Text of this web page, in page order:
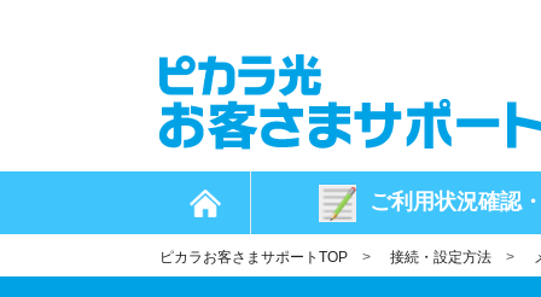
ご利用状況確認
ピカラお客さまサポートTOP > 接続・設定方法 >